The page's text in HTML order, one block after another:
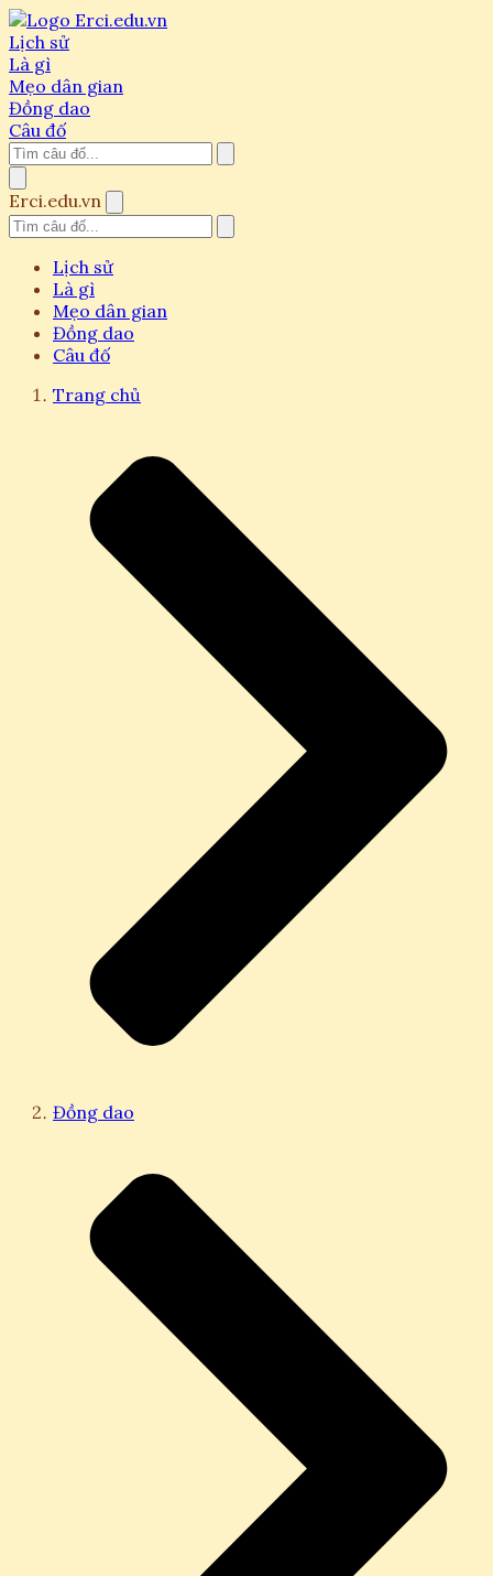
Lịch sử
Là gì
Mẹo dân gian
Đồng dao
Câu đố
Erci.edu.vn
Lịch sử
Là gì
Mẹo dân gian
Đồng dao
Câu đố
Trang chủ
Đồng dao